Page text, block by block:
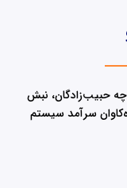
حبیب‌زادگان، نبش